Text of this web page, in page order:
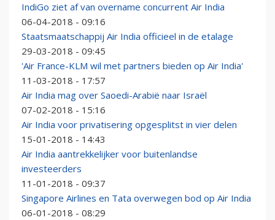
IndiGo ziet af van overname concurrent Air India
06-04-2018 - 09:16
Staatsmaatschappij Air India officieel in de etalage
29-03-2018 - 09:45
'Air France-KLM wil met partners bieden op Air India'
11-03-2018 - 17:57
Air India mag over Saoedi-Arabië naar Israël
07-02-2018 - 15:16
Air India voor privatisering opgesplitst in vier delen
15-01-2018 - 14:43
Air India aantrekkelijker voor buitenlandse
investeerders
11-01-2018 - 09:37
Singapore Airlines en Tata overwegen bod op Air India
06-01-2018 - 08:29